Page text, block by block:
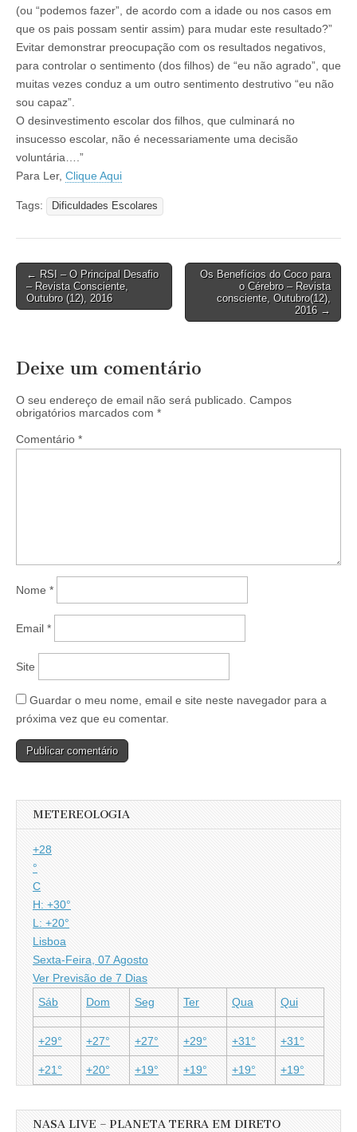
(ou “podemos fazer”, de acordo com a idade ou nos casos em
que os pais possam sentir assim) para mudar este resultado?”
Evitar demonstrar preocupação com os resultados negativos,
para controlar o sentimento (dos filhos) de “eu não agrado”, que
muitas vezes conduz a um outro sentimento destrutivo “eu não
sou capaz”.
O desinvestimento escolar dos filhos, que culminará no
insucesso escolar, não é necessariamente uma decisão
voluntária….”
Para Ler, Clique Aqui
Tags: Dificuldades Escolares
Post
navigation
← RSI – O Principal Desafio
– Revista Consciente,
Outubro (12), 2016
Os Benefícios do Coco para
o Cérebro – Revista
consciente, Outubro(12),
2016 →
Deixe um comentário
O seu endereço de email não será publicado. Campos
obrigatórios marcados com *
Comentário *
Nome *
Email *
Site
Guardar o meu nome, email e site neste navegador para a
próxima vez que eu comentar.
METEREOLOGIA
+28
°
C
H: +30°
L: +20°
Lisboa
Sexta-Feira, 07 Agosto
Ver Previsão de 7 Dias
Sáb
Dom Seg Ter Qua Qui
+29° +27° +27° +29° +31° +31°
+21° +20° +19° +19° +19° +19°
NASA LIVE – PLANETA TERRA EM DIRETO